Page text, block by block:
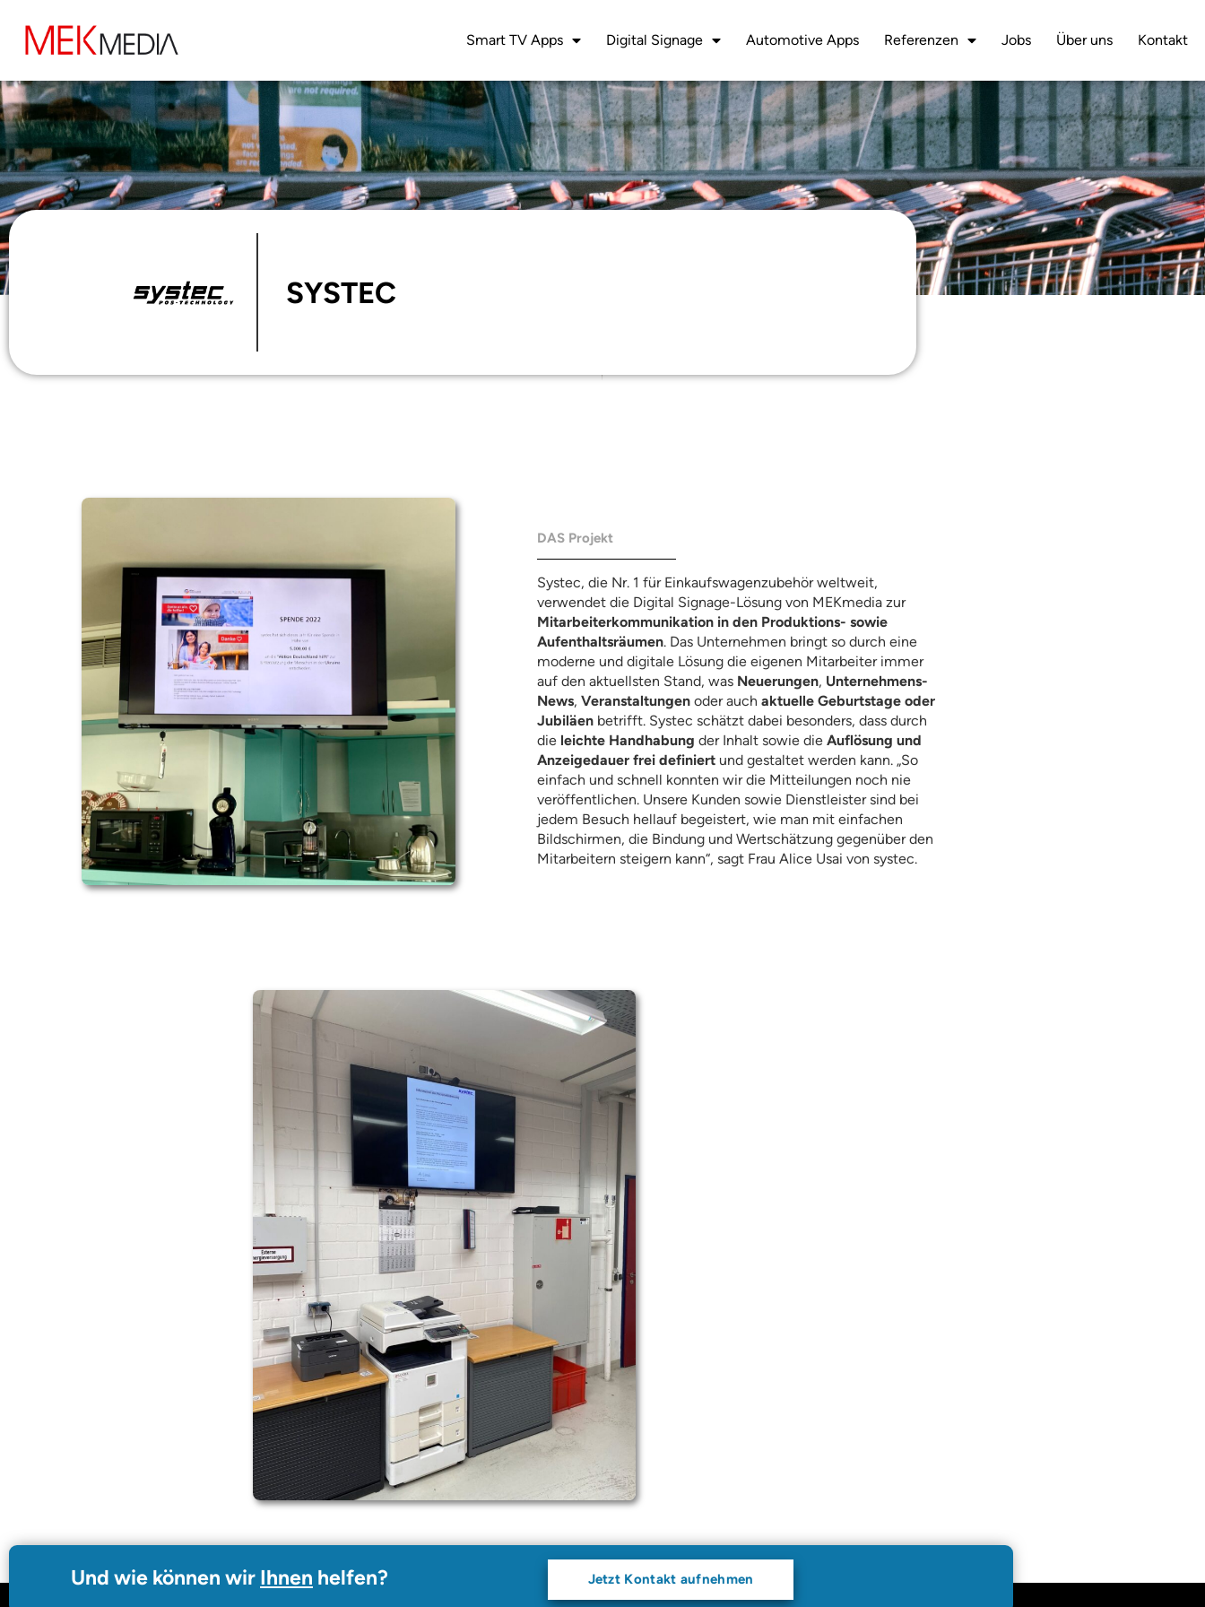
Smart TV Apps Digital Signage Automotive Apps Referenzen Jobs Über uns Kontakt
SYSTEC
DAS Projekt
Systec, die Nr. 1 für Einkaufswagenzubehör weltweit,
verwendet die Digital Signage-Lösung von MEKmedia zur
Mitarbeiterkommunikation in den Produktions- sowie
Aufenthaltsräumen. Das Unternehmen bringt so durch eine
moderne und digitale Lösung die eigenen Mitarbeiter immer
auf den aktuellsten Stand, was Neuerungen, Unternehmens-
News, Veranstaltungenoder auch aktuelle Geburtstage oder
Jubiläenbetrifft. Systec schätzt dabei besonders, dass durch
die leichte Handhabung der Inhalt sowie die Auflösung und
Anzeigedauer frei definiertund gestaltet werden kann. „So
einfach und schnell konnten wir die Mitteilungen noch nie
veröffentlichen. Unsere Kunden sowie Dienstleister sind bei
jedem Besuch hellauf begeistert, wie man mit einfachen
Bildschirmen, die Bindung und Wertschätzung gegenüber den
Mitarbeitern steigern kann“, sagt Frau Alice Usai von systec.
Und wie können wir Ihnen helfen? Jetzt Kontakt aufnehmen